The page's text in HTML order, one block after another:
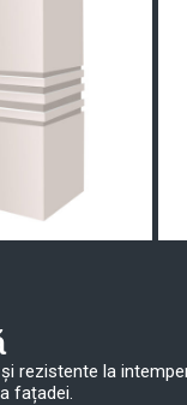
rezistente la
fațadei.